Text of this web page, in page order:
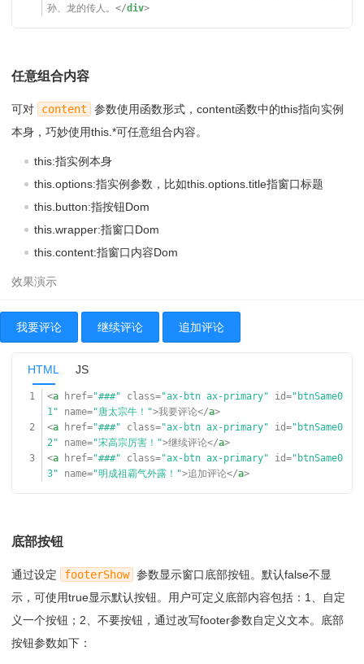
孙、龙的传人。</div>
任意组合内容
可对 content
参数使用函数形式，content函数中的this指向实例
本身，巧妙使用this.*可任意组合内容。
this:指实例本身
this.options:指实例参数，比如this.options.title指窗口标题
this.button:指按钮Dom
this.wrapper:指窗口Dom
this.content:指窗口内容Dom
我要评论 继续评论 追加评论
HTML JS
1 <a href="###" class="ax-btn ax-primary" id="btnSame0
1"
name="唐太宗牛！">我要评论</a>
2
<a href="###" class="ax-btn ax-primary" id="btnSame0
2"
name="宋高宗厉害！">继续评论</a>
3
<a href="###" class="ax-btn ax-primary" id="btnSame0
3"
name="明成祖霸气外露！">追加评论</a>
底部按钮
通过设定 footerShow 参数显示窗口底部按钮。默认false不显
示，可使用true显示默认按钮。用户可定义底部内容包括：1、自定
义一个按钮；2、不要按钮，通过改写footer参数自定义文本。底部
按钮参数如下：